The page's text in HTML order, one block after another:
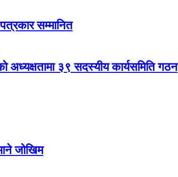
सम्मानित
३९ सदस्यीय कार्यसमिति गठन
जोखिम